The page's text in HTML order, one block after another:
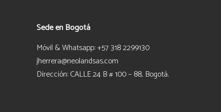
Sede en Bogotá
Móvil & Whatsapp: +57 318 2299130
jherrera@neolandsas.com
Dirección: CALLE 24 B # 100 – 88, Bogotá.